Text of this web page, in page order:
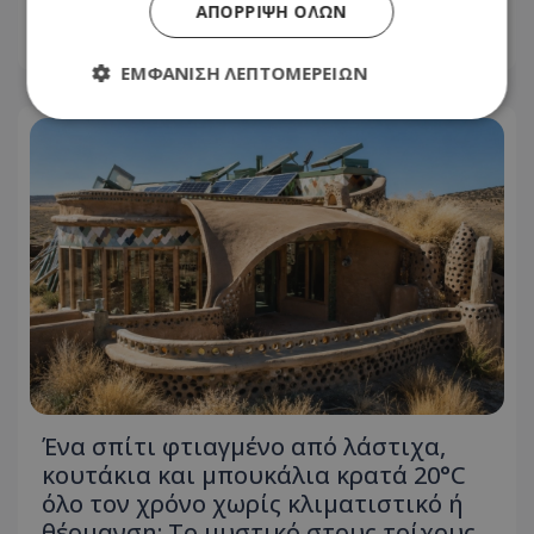
Ένα σπίτι φτιαγμένο από λάστιχα,
κουτάκια και μπουκάλια κρατά 20°C
όλο τον χρόνο χωρίς κλιματιστικό ή
ΑΠΌΡΡΙΨΗ ΌΛΩΝ
ΕΜΦΆΝΙΣΗ ΛΕΠΤΟΜΕΡΕΙΏΝ
Απολύτως απαραίτητα
Απόδοσης
Στόχευσης
Λειτουργικότητας
Μη ταξινομημένα
Τα απολύτως απαραίτητα cookies επιτρέπουν
βασικές λειτουργίες του ιστότοπου, όπως τη
σύνδεση χρήστη και τη διαχείριση λογαριασμού.
Ο ιστότοπος δεν μπορεί να χρησιμοποιηθεί σωστά
χωρίς τα απολύτως απαραίτητα cookies.
Ονοματεπώνυμο
Προμηθευτής/Πεδίο